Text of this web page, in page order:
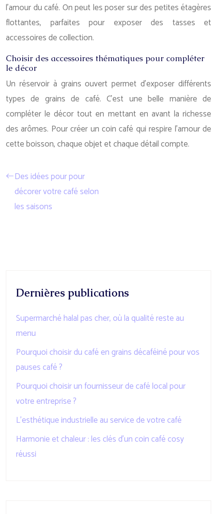
l’amour du café. On peut les poser sur des petites étagères
flottantes, parfaites pour exposer des tasses et
accessoires de collection.
Choisir des accessoires thématiques pour compléter
le décor
Un réservoir à grains ouvert permet d’exposer différents
types de grains de café. C’est une belle manière de
compléter le décor tout en mettant en avant la richesse
des arômes. Pour créer un coin café qui respire l’amour de
cette boisson, chaque objet et chaque détail compte.
Des idées pour pour
décorer votre café selon
les saisons
Dernières publications
Supermarché halal pas cher, où la qualité reste au
menu
Pourquoi choisir du café en grains décaféiné pour vos
pauses café ?
Pourquoi choisir un fournisseur de café local pour
votre entreprise ?
L’esthétique industrielle au service de votre café
Harmonie et chaleur : les clés d’un coin café cosy
réussi